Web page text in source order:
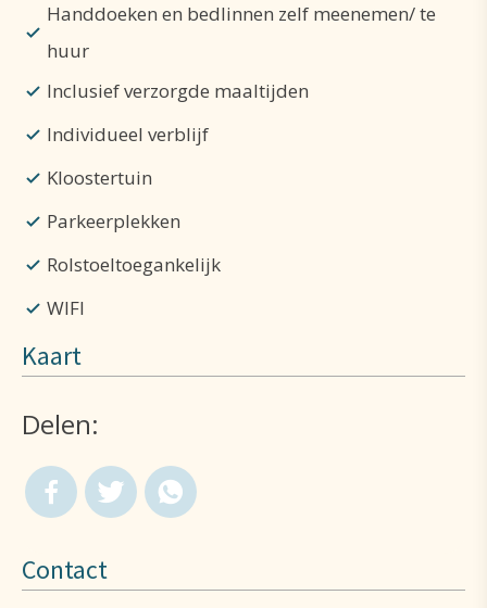
Handdoeken en bedlinnen zelf meenemen/ te
huur
Inclusief verzorgde maaltijden
Individueel verblijf
Kloostertuin
Parkeerplekken
Rolstoeltoegankelijk
WIFI
Kaart
Delen:
Contact